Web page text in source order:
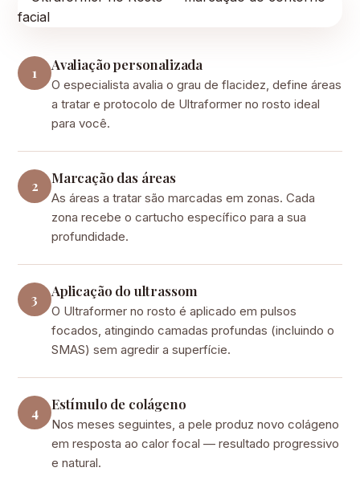
1 Avaliação personalizada
O especialista avalia o grau de flacidez, define áreas
a tratar e protocolo de Ultraformer no rosto ideal
para você.
2 Marcação das áreas
As áreas a tratar são marcadas em zonas. Cada
zona recebe o cartucho específico para a sua
profundidade.
3 Aplicação do ultrassom
O Ultraformer no rosto é aplicado em pulsos
focados, atingindo camadas profundas (incluindo o
SMAS) sem agredir a superfície.
4 Estímulo de colágeno
Nos meses seguintes, a pele produz novo colágeno
em resposta ao calor focal — resultado progressivo
e natural.